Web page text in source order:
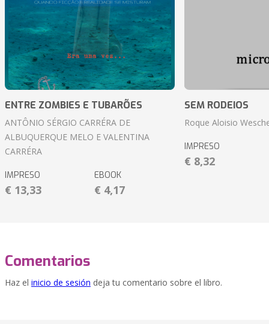
ENTRE ZOMBIES E TUBARÕES
ANTÔNIO SÉRGIO CARRÉRA DE
ALBUQUERQUE MELO E VALENTINA
CARRÉRA
IMPRESO
€ 13,33
EBOOK
€ 4,17
SEM RODEIOS
Roque Aloisio
IMPRESO
€ 8,32
Comentarios
Haz el inicio de sesión deja tu comentario sobre el libro.